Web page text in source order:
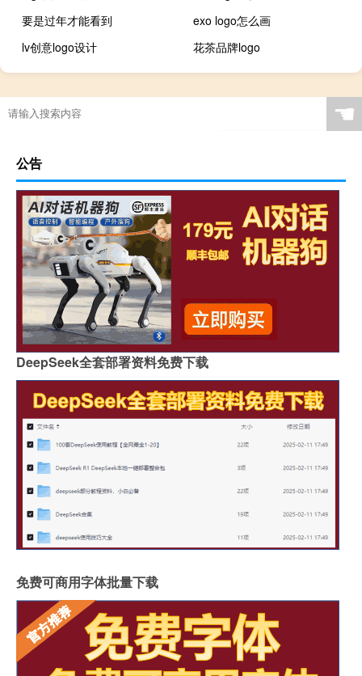
要是过年才能看到
exo logo怎么画
lv创意logo设计
花茶品牌logo
☚
公告
DeepSeek全套部署资料免费下载
免费可商用字体批量下载